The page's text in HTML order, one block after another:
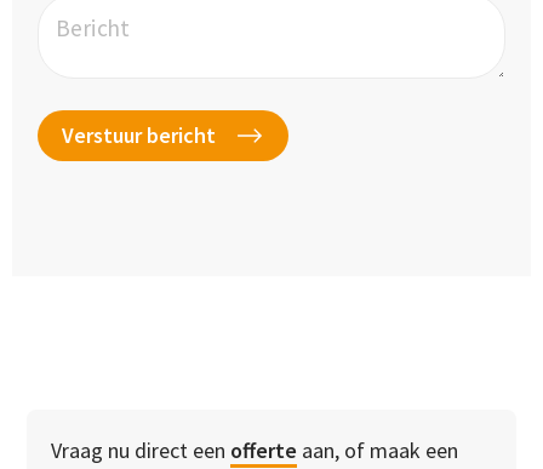
Bericht
Vraag nu direct een offerte aan, of maak een